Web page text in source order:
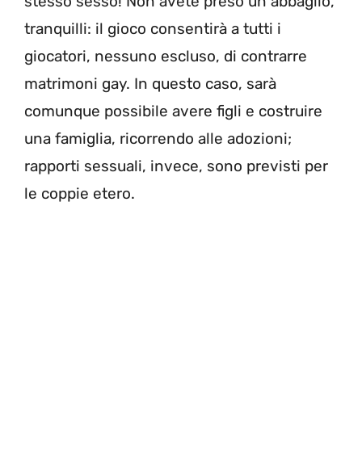
tranquilli: il gioco consentirà a tutti i
giocatori, nessuno escluso, di contrarre
matrimoni gay. In questo caso, sarà
comunque possibile avere figli e costruire
una famiglia, ricorrendo alle adozioni;
rapporti sessuali, invece, sono previsti per
le coppie etero.